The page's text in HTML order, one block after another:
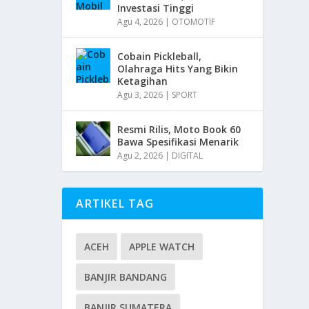
Investasi Tinggi
Agu 4, 2026 | OTOMOTIF
Cobain Pickleball,
Olahraga Hits Yang Bikin
Ketagihan
Agu 3, 2026 | SPORT
Resmi Rilis, Moto Book 60
Bawa Spesifikasi Menarik
Agu 2, 2026 | DIGITAL
ARTIKEL TAG
ACEH APPLE WATCH
BANJIR BANDANG